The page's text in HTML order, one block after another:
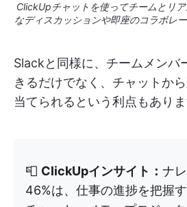
ClickUpチャットを使ってチームとリ
なディスカッションや即座のコラボレ
Slackと同様に、チームメンバ
きるだけでなく、チャットか
当てられるという利点もありま
📮 ClickUpインサイト： ナ
46%は、仕事の進捗を把握す